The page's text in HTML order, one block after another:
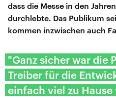
dass die Messe in den
durchlebte. Das Publikum
kommen inzwischen auch
"Ganz sicher war die
Treiber für die
einfach viel zu Hause